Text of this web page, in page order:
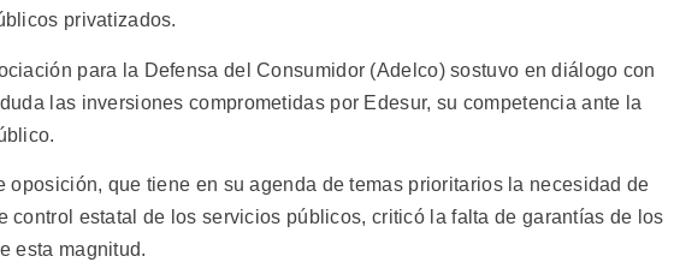
privatizados.
para la Defensa del Consumidor (Adelco) sostuvo en diálogo con
las inversiones comprometidas por Edesur, su competencia ante la
oposición, que tiene en su agenda de temas prioritarios la necesidad de
control estatal de los servicios públicos, criticó la falta de garantías de los
esta magnitud.